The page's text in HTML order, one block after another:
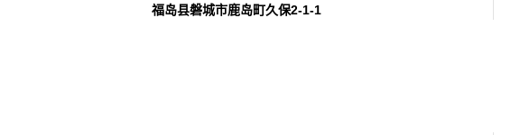
福岛县磐城市鹿岛町久保2-1-1